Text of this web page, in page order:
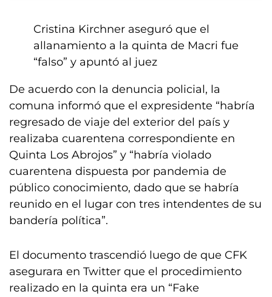
Cristina Kirchner aseguró que el
allanamiento a la quinta de Macri fue
“falso” y apuntó al juez
De acuerdo con la denuncia policial, la
comuna informó que el expresidente “habría
regresado de viaje del exterior del país y
realizaba cuarentena correspondiente en
Quinta Los Abrojos” y “habría violado
cuarentena dispuesta por pandemia de
público conocimiento, dado que se habría
reunido en el lugar con tres intendentes de su
bandería política”.
El documento trascendió luego de que CFK
asegurara en Twitter que el procedimiento
realizado en la quinta era un “Fake